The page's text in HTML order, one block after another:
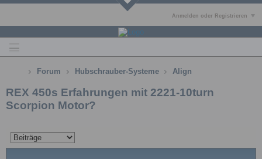
Anmelden oder Registrieren
Forum Hubschrauber-Systeme Align
REX 450s Erfahrungen mit 2221-10turn
Scorpion Motor?